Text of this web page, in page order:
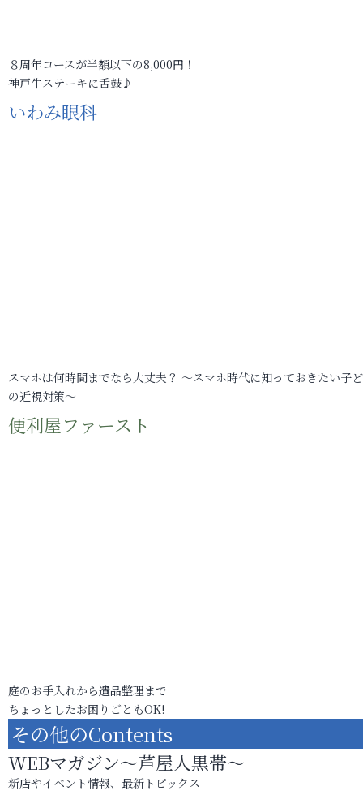
８周年コースが半額以下の8,000円！
神戸牛ステーキに舌鼓♪
いわみ眼科
スマホは何時間までなら大丈夫？ ～スマホ時代に知っておきたい子
の近視対策～
便利屋ファースト
庭のお手入れから遺品整理まで
ちょっとしたお困りごともOK!
その他のContents
WEBマガジン～芦屋人黒帯～
新店やイベント情報、最新トピックス